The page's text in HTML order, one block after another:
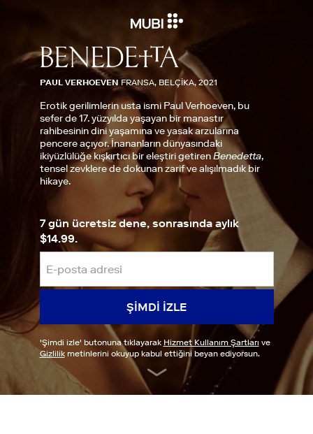
PAUL VERHOEVEN FRANSA, BELÇIKA, 2021
Erotik gerilimlerin usta ismi Paul Verhoeven, bu
sefer de 17. yüzyılda yaşayan bir manastır
rahibesinin dini yaşamına ve yasak arzularına
pencere açıyor. İnananların dünyasındaki
ikiyüzlülüğe kışkırtıcı bir eleştiri getirenBenedetta,
tensel zevklere de dokunan zarif ve alışılmadık bir
hikaye.
7 gün ücretsiz dene, sonrasında aylık
$14.99.
ŞIMDI IZLE
'Şimdi izle' butonuna tıklayarak Hizmet Kullanım Şartları ve
Gizlilikmetinlerini okuyup kabul ettiğini beyan ediyorsun.